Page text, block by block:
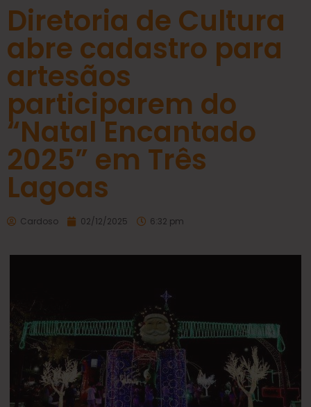
Diretoria de Cultura
abre cadastro para
artesãos
participarem do
“Natal Encantado
2025” em Três
Lagoas
Cardoso 02/12/2025 6:32 pm